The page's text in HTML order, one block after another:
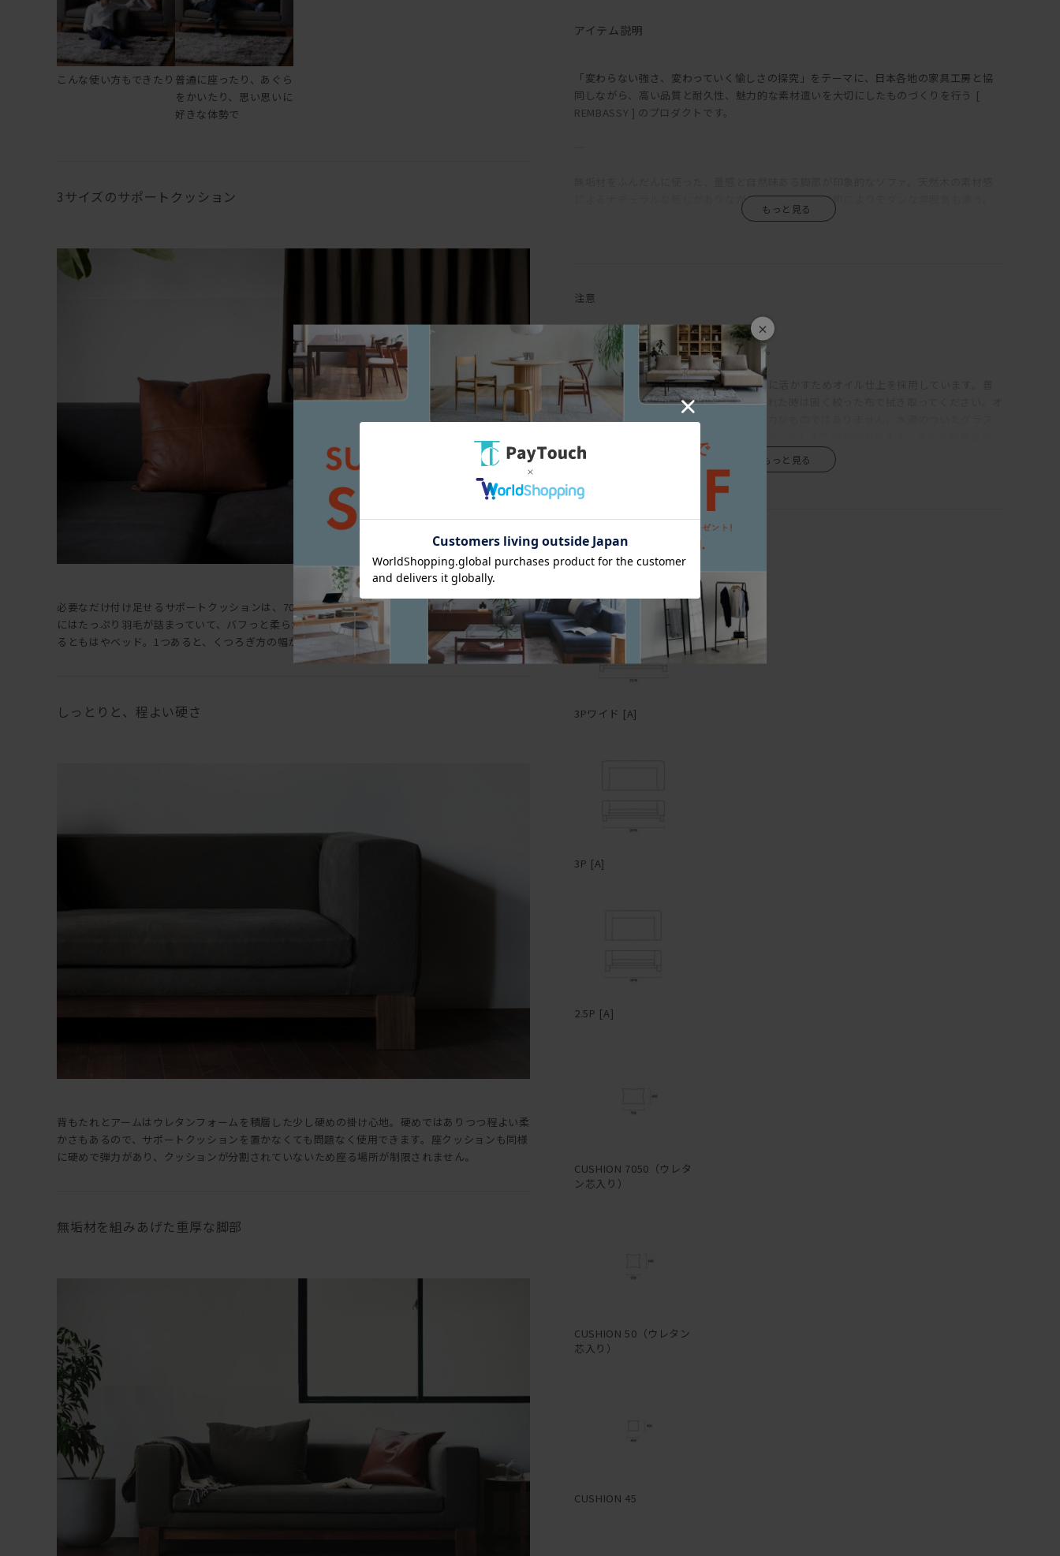
×
こんな使い方もできたり 普通に座ったり、あぐら
をかいたり、思い思いに
好きな体勢で
3サイズのサポートクッション
必要なだけ付け足せるサポートクッションは、70×50cmと50×50cmと45×45cmの3サイズ。中
にはたっぷり羽毛が詰まっていて、バフっと柔らかくて気持ちいい。ねころがって、これを枕にす
るともはやベッド。1つあると、くつろぎ方の幅がぐっと広がります。
しっとりと、程よい硬さ
背もたれとアームはウレタンフォームを積層した少し硬めの掛け心地。硬めではありつつ程よい柔
かさもあるので、サポートクッションを置かなくても問題なく使用できます。座クッションも同様
に硬めで弾力があり、クッションが分割されていないため座る場所が制限されません。
無垢材を組みあげた重厚な脚部
アイテム説明
「変わらない強さ、変わっていく愉しさの探究」をテーマに、日本各地の家具工房と協
同しながら、高い品質と耐久性、魅力的な素材遣いを大切にしたものづくりを行う [
REMBASSY ] のプロダクトです。
によるナチュラルな感じがありながら、スクエアな輪郭によりモダンな雰囲気も漂う。
を置くと、一般的なソファと同じ、普通に座るのにちょうどよい奥行に。乗れるし、座
れる。つまりはどんなふうにも使えるということ。
背もたれとアームは少し硬めの掛け心地で、身体を預けてみると、しっかりと腰を支えて
くれる感覚がある。硬めでありつつ程よい柔かさもあるので、サポートクッション無し
でも問題ない。座クッションも同様に硬めで弾力があり、クッションが分割されていな
いため座る場所が制限されない。サポートクッションはウレタンの芯をフェザーの層で
挟みこむ構成になっていて、バフっとした柔らかさ、身体を受け止める弾力の両方を兼ね
備えている。ウレタン芯が入っているクッションは70×50cmと50×50cmの2サイズで、
45×45cmはウレタン芯無しのフェザー100%。
脚部は単純な四角柱ではなく、無垢材がL型に組まれている。そのため、どっしりとした
感じがありながらもどこか軽快で、野暮ったさがない。絶妙なシンプルである。ウォー
ルナットまたはオークのいずれかで製作でき、どちらもたっぷりと無垢材の自然な素材
感を味わえる。ファブリック＆レザーとの組み合わせ次第で、カジュアルにもシックに
も、女性的にも男性的にもコーディネートできる。脚部の幕板下から床までの高さは
100mm。ロボット掃除機にも対応している。
両アームタイプの他、片アームタイプ、アームレスタイプ、カウチタイプ、オットマンと
豊富なタイプバリエーションをラインナップ。各タイプごとに3種類のサイズがあり、さ
らに細かく指定したい場合はサイズオーダーも可能なので、空間に最適なレイアウトで
配置できる。フルカバーリング仕様のため生地は取り外してドライクリーニングでき、
カバーだけの購入も可能。
―
注意
レザーで製作する場合は張込になります。
木部の仕上は、素材本来の質感を最大限に活かすためオイル仕上を採用しています。普
段のお手入れは基本的には乾拭きで、汚れた時は固く絞った布で拭き取ってください。オ
イル仕上は撥水性を備えていますが、強力なものではありません。水滴のついたグラス
は、コースターやプレイスマットのご使用をおすすめします。お届け直後はオイルがたっ
ぷりと浸透していますが、使い続けるうちにオイルは徐々に揮発していきます。表面に
かさつきを感じた時を目安に、1年に1、2回程度メンテナンスオイルを塗布いただくと、
反ったり割れたりを起こしやすくなるため、冬前のお手入れをおすすめします。
無垢材は、夏場は吸湿して膨張し、冬場は放湿して痩せます。そんなふうに呼吸し、伸
縮を繰り返しているため、季節の移り変わりの中でクラックが生じることもあります。
しかしながら、長く使い続けるうち、そんなクラックも、あるいは増えていく傷や染み
も、経年変化とともにだんだんと馴染んでいき、やがて味わいに変わっていきます。自然
素材ならではの変化をあたたかく見守りながら、末永くおつきあいください。
三面図
3Pワイド [A]
3P [A]
2.5P [A]
CUSHION 7050（ウレタ
ン芯入り）
CUSHION 50（ウレタン
芯入り）
CUSHION 45